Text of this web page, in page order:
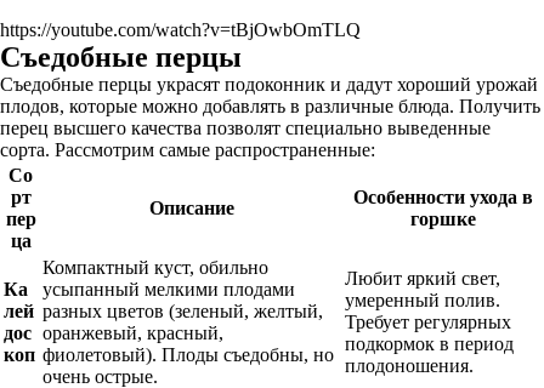
https://youtube.com/watch?v=tBjOwbOmTLQ
Съедобные перцы
Съедобные перцы украсят подоконник и дадут хороший урожай
плодов, которые можно добавлять в различные блюда. Получить
перец высшего качества позволят специально выведенные
сорта. Рассмотрим самые распространенные:
Со
рт
пер
ца
Описание
Особенности ухода в
горшке
Ка
лей
дос
коп
Компактный куст, обильно
усыпанный мелкими плодами
разных цветов (зеленый, желтый,
оранжевый, красный,
фиолетовый). Плоды съедобны, но
очень острые.
Любит яркий свет,
умеренный полив.
Требует регулярных
подкормок в период
плодоношения.